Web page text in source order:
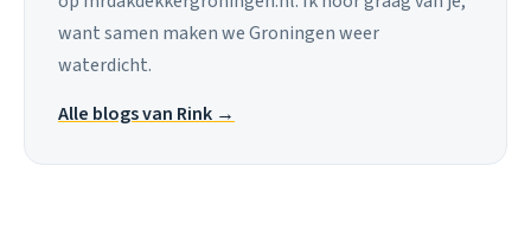
want samen maken we Groningen weer
waterdicht.
Alle blogs van Rink →